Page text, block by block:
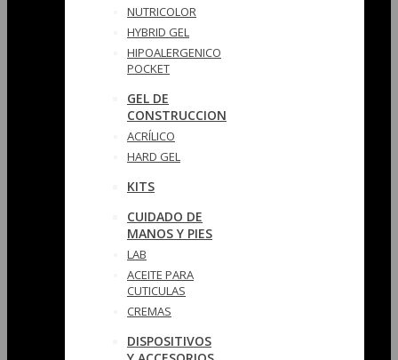
NUTRICOLOR
HYBRID GEL
HIPOALERGENICO
POCKET
GEL DE
CONSTRUCCION
ACRÍLICO
HARD GEL
KITS
CUIDADO DE
MANOS Y PIES
LAB
ACEITE PARA
CUTICULAS
CREMAS
DISPOSITIVOS